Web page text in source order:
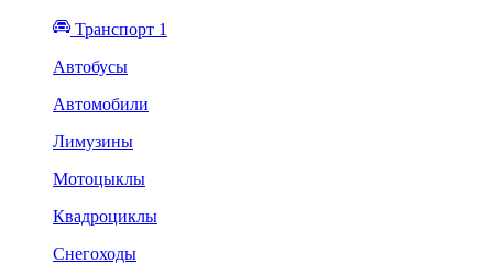
Транспорт 1
Автобусы
Автомобили
Лимузины
Мотоцыклы
Квадроциклы
Снегоходы